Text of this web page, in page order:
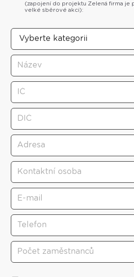
(zapojení do projektu Zelená firma je
velké sběrové akci):